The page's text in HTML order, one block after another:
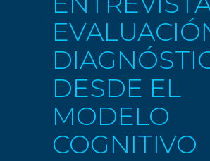
DESDE EL
MODELO
COGNITIVO